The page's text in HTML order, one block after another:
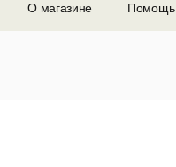
О магазине Помощь